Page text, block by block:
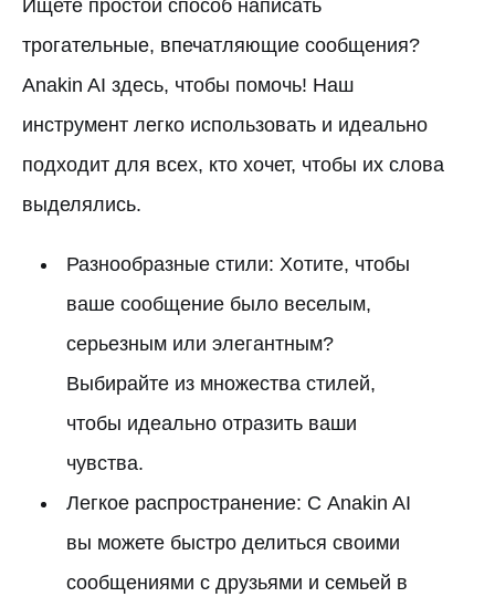
Ищете простой способ написать
трогательные, впечатляющие сообщения?
Anakin AI здесь, чтобы помочь! Наш
инструмент легко использовать и идеально
подходит для всех, кто хочет, чтобы их слова
выделялись.
Разнообразные стили: Хотите, чтобы
ваше сообщение было веселым,
серьезным или элегантным?
Выбирайте из множества стилей,
чтобы идеально отразить ваши
чувства.
Легкое распространение: С Anakin AI
вы можете быстро делиться своими
сообщениями с друзьями и семьей в